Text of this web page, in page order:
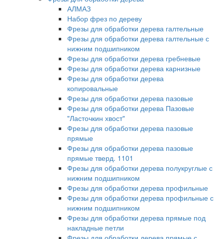
АЛМАЗ
Набор фрез по дереву
Фрезы для обработки дерева галтельные
Фрезы для обработки дерева галтельные с
нижним подшипником
Фрезы для обработки дерева гребневые
Фрезы для обработки дерева карнизные
Фрезы для обработки дерева
копировальные
Фрезы для обработки дерева пазовые
Фрезы для обработки дерева Пазовые
"Ласточкин хвост"
Фрезы для обработки дерева пазовые
прямые
Фрезы для обработки дерева пазовые
прямые тверд. 1101
Фрезы для обработки дерева полукруглые с
нижним подшипником
Фрезы для обработки дерева профильные
Фрезы для обработки дерева профильные с
нижним подшипником
Фрезы для обработки дерева прямые под
накладные петли